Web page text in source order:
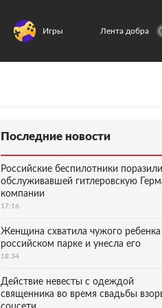
Игры Лента добра
Последние новости
Российские беспилотники
обслуживавшей гитлеровскую
компании
17:16
Женщина схватила чужого ребенка
российском парке и унесла его
18:34
Действие невесты с одеждой
священника во время свадьбы